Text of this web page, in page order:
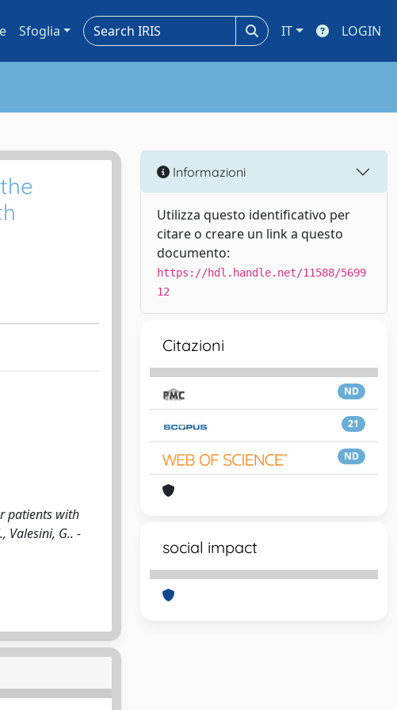
Sfoglia IT LOGIN
patients with
Valesini, G.. -
Informazioni
Utilizza questo identificativo per
citare o creare un link a questo
documento:
https://hdl.handle.net/11588/5699
12
Citazioni
ND
21
ND
social impact